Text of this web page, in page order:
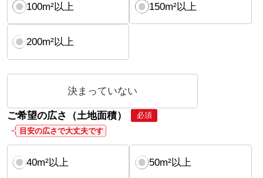
100m²以上 150m²以上
200m²以上
決まっていない
ご希望の広さ（土地面積）
必須
目安の広さで大丈夫です
40m²以上 50m²以上